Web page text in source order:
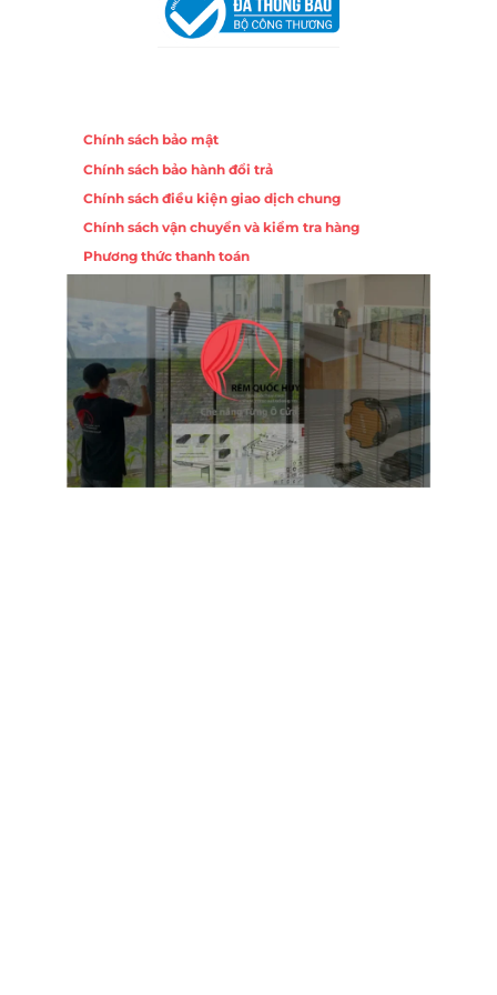
Chính sách bảo mật
Chính sách bảo hành đổi trả
Chính sách điều kiện giao dịch chung
Chính sách vận chuyển và kiểm tra hàng
Phương thức thanh toán